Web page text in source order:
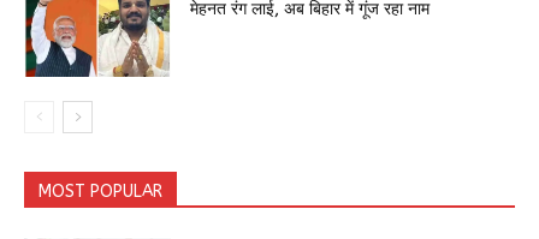
मेहनत रंग लाई, अब बिहार में गूंज रहा नाम
MOST POPULAR